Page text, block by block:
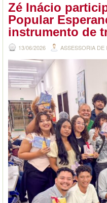
Zé Inácio
Popular
instrumento de
13/06/2026 ASSESSORIA DE